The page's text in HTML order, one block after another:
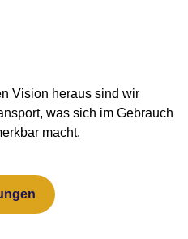
Vision heraus sind wir
was sich im Gebrauch
macht.